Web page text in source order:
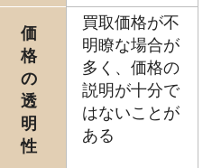
価
格
の
透
明
性
買取価格が不
明瞭な場合が
多く、価格の
説明が十分で
はないことが
ある